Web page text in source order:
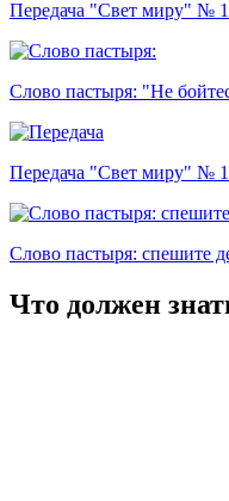
Передача "Свет миру" №
Слово пастыря: "Не
Передача "Свет миру" №
Слово пастыря: спешите
Что должен